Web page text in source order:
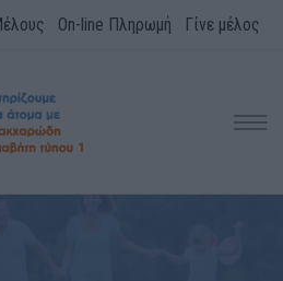
On-line Πληρωμή Γίνε μέλος